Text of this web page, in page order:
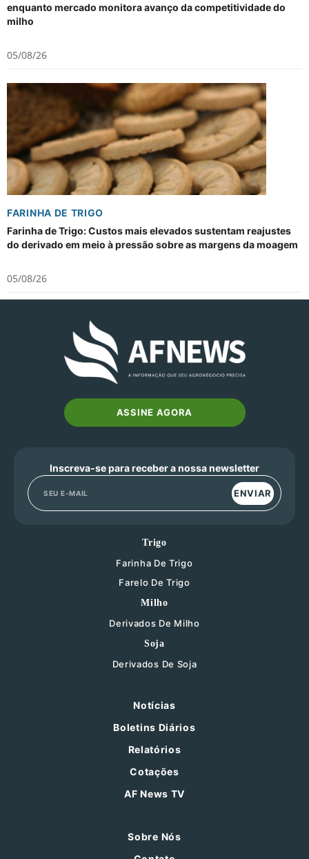
enquanto mercado monitora avanço da competitividade do
milho
05/08/26
FARINHA DE TRIGO
Farinha de Trigo: Custos mais elevados sustentam reajustes
do derivado em meio à pressão sobre as margens da moagem
05/08/26
ASSINE AGORA
Inscreva-se para receber a nossa newsletter
ENVIAR
Trigo
Farinha De Trigo
Farelo De Trigo
Milho
Derivados De Milho
Soja
Derivados De Soja
Notícias
Boletins Diários
Relatórios
Cotações
AF News TV
Sobre Nós